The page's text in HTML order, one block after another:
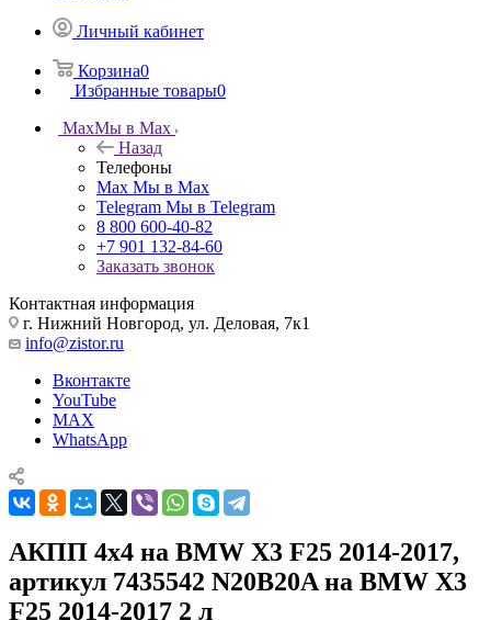
Личный кабинет
Корзина0
Избранные товары0
MaxМы в Max
Назад
Телефоны
Max Мы в Max
Telegram Мы в Telegram
8 800 600-40-82
+7 901 132-84-60
Заказать звонок
Контактная информация
г. Нижний Новгород, ул. Деловая, 7к1
info@zistor.ru
Вконтакте
YouTube
MAX
WhatsApp
АКПП 4х4 на BMW X3 F25 2014-2017,
артикул 7435542 N20B20A на BMW X3
F25 2014-2017 2 л